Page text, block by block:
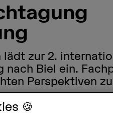
lädt zur 2.
Biel ein.
Perspektiven
Burg Biel,
🍪